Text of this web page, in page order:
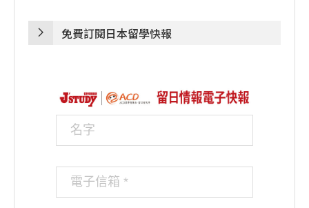
免費訂閱日本留學快報